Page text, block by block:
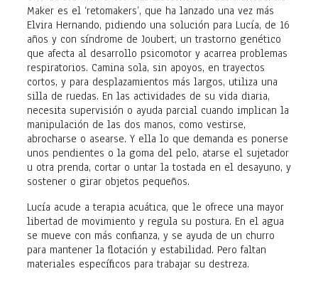
Maker es el ‘retomakers’, que ha lanzado una vez más
Elvira Hernando, pidiendo una solución para Lucía, de 16
años y con síndrome de Joubert, un trastorno genético
que afecta al desarrollo psicomotor y acarrea problemas
respiratorios. Camina sola, sin apoyos, en trayectos
cortos, y para desplazamientos más largos, utiliza una
silla de ruedas. En las actividades de su vida diaria,
necesita supervisión o ayuda parcial cuando implican la
manipulación de las dos manos, como vestirse,
abrocharse o asearse. Y ella lo que demanda es ponerse
unos pendientes o la goma del pelo, atarse el sujetador
u otra prenda, cortar o untar la tostada en el desayuno, y
sostener o girar objetos pequeños.
Lucía acude a terapia acuática, que le ofrece una mayor
libertad de movimiento y regula su postura. En el agua
se mueve con más confianza, y se ayuda de un churro
para mantener la flotación y estabilidad. Pero faltan
materiales específicos para trabajar su destreza.